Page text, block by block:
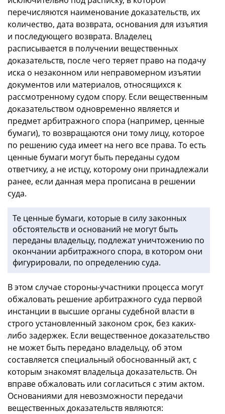
перечисляются наименование доказательств, их
количество, дата возврата, основания для изъятия
и последующего возврата. Владелец
расписывается в получении вещественных
доказательств, после чего теряет право на подачу
иска о незаконном или неправомерном изъятии
документов или материалов, относящихся к
рассмотренному судом спору. Если вещественным
доказательством одновременно является и
предмет арбитражного спора (например, ценные
бумаги), то возвращаются они тому лицу, которое
по решению суда имеет на него все права. То есть
ценные бумаги могут быть переданы судом
ответчику, а не истцу, которому они принадлежали
ранее, если данная мера прописана в решении
суда.
Те ценные бумаги, которые в силу законных
обстоятельств и оснований не могут быть
переданы владельцу, подлежат уничтожению по
окончании арбитражного спора, в котором они
фигурировали, по определению суда.
В этом случае стороны-участники процесса могут
обжаловать решение арбитражного суда первой
инстанции в высшие органы судебной власти в
строго установленный законом срок, без каких-
либо задержек. Если вещественное доказательство
не может быть передано владельцу, об этом
составляется специальный обоснованный акт, с
которым знакомят владельца доказательств. Он
вправе обжаловать или согласиться с этим актом.
Основаниями для невозможности передачи
вещественных доказательств являются: